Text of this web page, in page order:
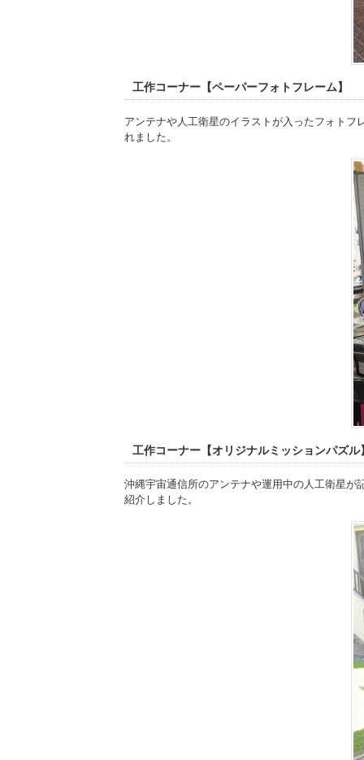
工作コーナー【ペーパーフォトフレーム】
アンテナや人工衛星のイラストが入ったフォト
れました。
工作コーナー【オリジナルミッションパズル
沖縄宇宙通信所のアンテナや運用中の人工衛星
紹介しました。